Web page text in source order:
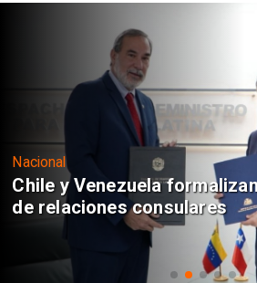
Nacional
Chile y Venezuela
de relaciones consulares